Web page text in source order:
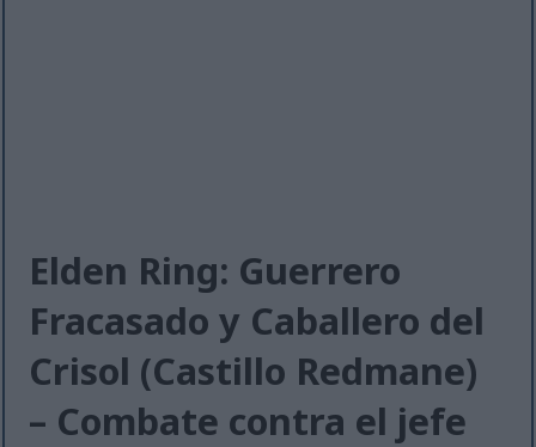
Elden Ring: Guerrero
Fracasado y Caballero del
Crisol (Castillo Redmane)
– Combate contra el jefe